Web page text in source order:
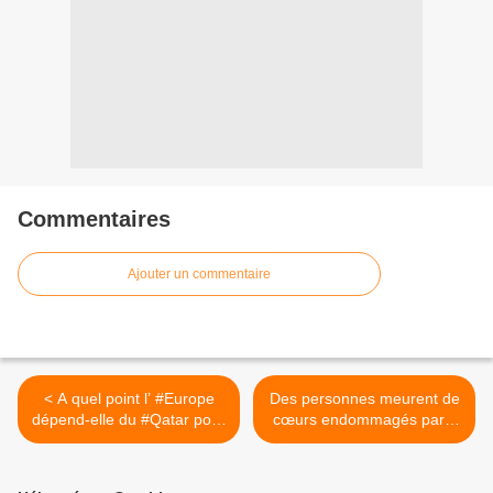
Commentaires
Ajouter un commentaire
< A quel point l’ #Europe
dépend-elle du #Qatar pour
son approvisionnement en
Des personnes meurent de
cœurs endommagés par l'
#ARNm du #vaccin >